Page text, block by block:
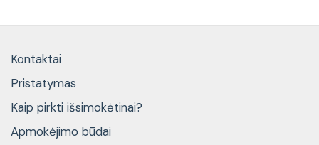
Kontaktai
Pristatymas
Kaip pirkti išsimokėtinai?
Apmokėjimo būdai